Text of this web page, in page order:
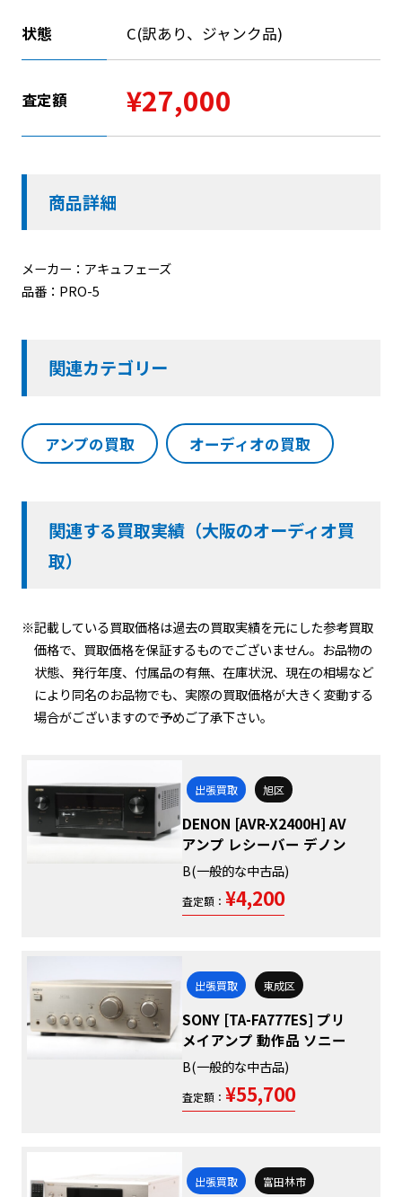
状態 C(訳あり、ジャンク品)
査定額 ¥27,000
商品詳細
メーカー：アキュフェーズ
品番：PRO-5
関連カテゴリー
アンプの買取 オーディオの買取
関連する買取実績（大阪のオーディオ買
取）
※記載している買取価格は過去の買取実績を元にした参考買取
価格で、買取価格を保証するものでございません。お品物の
状態、発行年度、付属品の有無、在庫状況、現在の相場など
により同名のお品物でも、実際の買取価格が大きく変動する
場合がございますので予めご了承下さい。
出張買取 旭区
DENON [AVR-X2400H] AV
アンプ レシーバー デノン
B(一般的な中古品)
査定額： ¥4,200
出張買取 東成区
SONY [TA-FA777ES] プリ
メイアンプ 動作品 ソニー
B(一般的な中古品)
査定額： ¥55,700
出張買取 富田林市